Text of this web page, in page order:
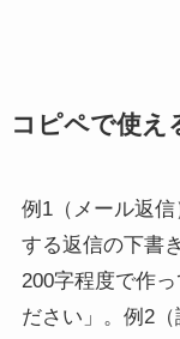
コピペで使え
例1（メール返
する返信の下書
200字程度で作
ださい」。例2（